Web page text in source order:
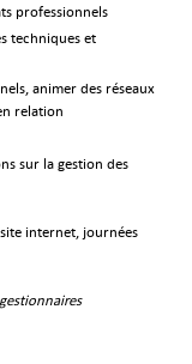
professionnels
techniques et
animer des réseaux
relation
sur la gestion des
internet, journées